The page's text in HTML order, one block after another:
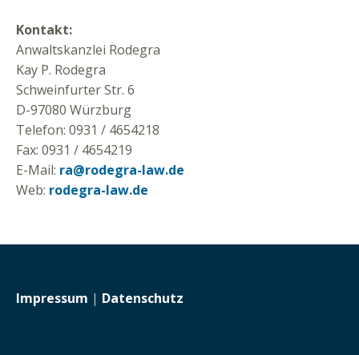
Kontakt:
Anwaltskanzlei Rodegra
Kay P. Rodegra
Schweinfurter Str. 6
D-97080 Würzburg
Telefon: 0931 / 4654218
Fax: 0931 / 4654219
E-Mail: ra@rodegra-law.de
Web: rodegra-law.de
Impressum | Datenschutz